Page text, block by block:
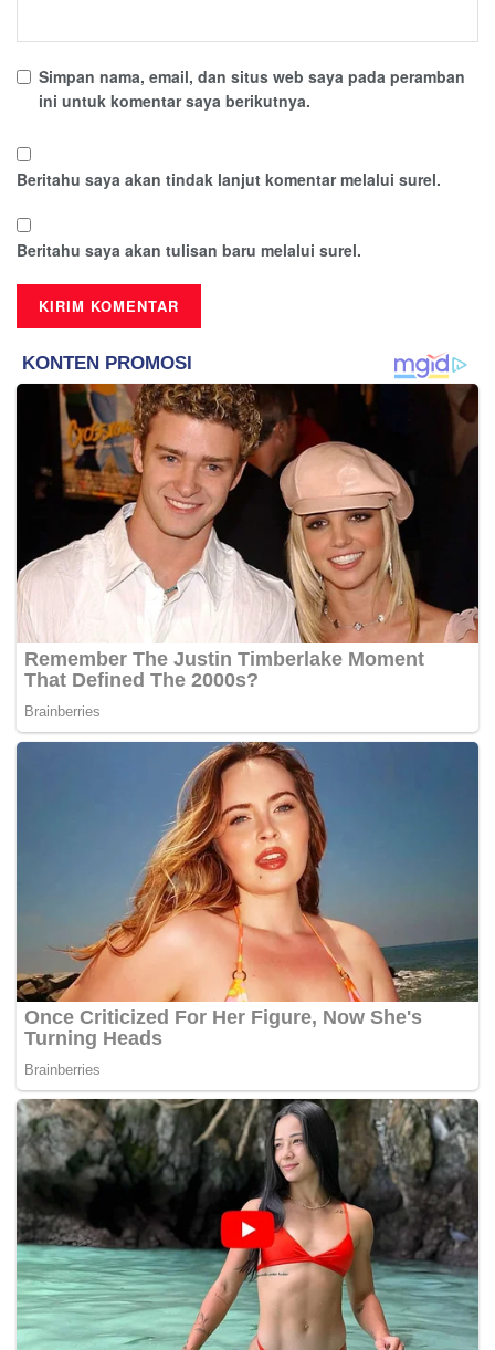
Simpan nama, email, dan situs web saya pada peramban
ini untuk komentar saya berikutnya.
Beritahu saya akan tindak lanjut komentar melalui surel.
Beritahu saya akan tulisan baru melalui surel.